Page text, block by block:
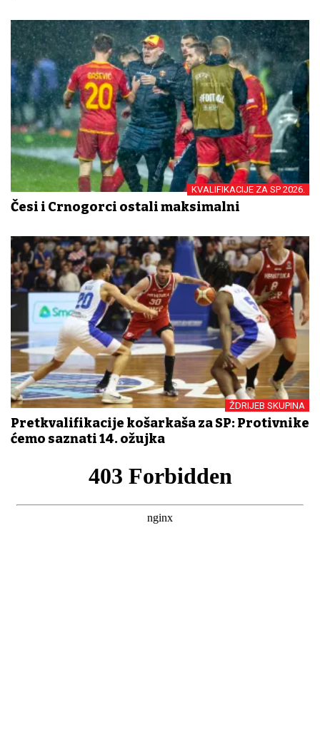
KVALIFIKACIJE ZA SP 2026.
Česi i Crnogorci ostali maksimalni
ŽDRIJEB SKUPINA
Pretkvalifikacije košarkaša za SP: Protivnike
ćemo saznati 14. ožujka